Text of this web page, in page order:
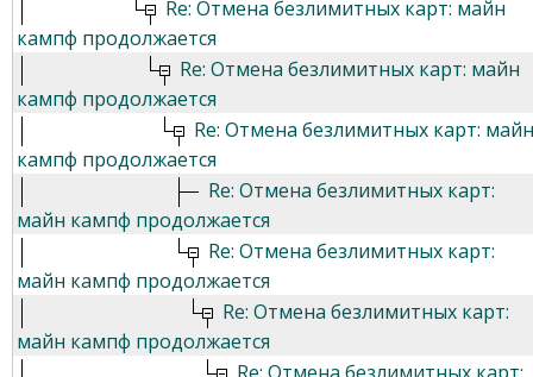
Re: Отмена безлимитных карт: майн
кампф продолжается
Re: Отмена безлимитных карт: майн
кампф продолжается
Re: Отмена безлимитных карт: майн
кампф продолжается
Re: Отмена безлимитных карт:
майн кампф продолжается
Re: Отмена безлимитных карт:
майн кампф продолжается
Re: Отмена безлимитных карт:
майн кампф продолжается